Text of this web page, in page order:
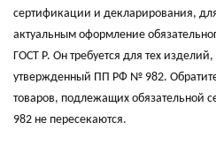
сертификации и декларирования, для
актуальным оформление
ГОСТ Р. Он требуется для тех
утвержденный ПП РФ № 982.
товаров, подлежащих обязательной
982 не пересекаются.